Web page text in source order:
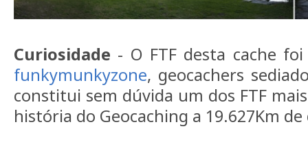
Curiosidade - O FTF desta cache
funkymunkyzone, geocachers
constitui sem dúvida um dos FTF
história do Geocaching a 19.627Km